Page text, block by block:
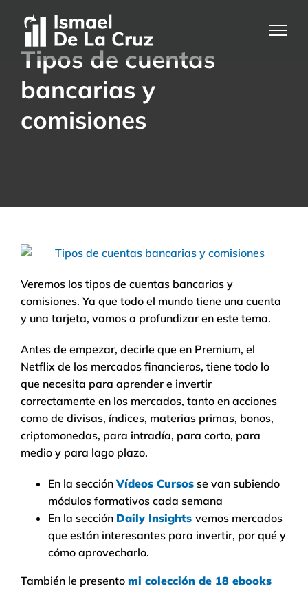
Tipos de cuentas
bancarias y
comisiones
Veremos los tipos de cuentas bancarias y
comisiones. Ya que todo el mundo tiene una cuenta
y una tarjeta, vamos a profundizar en este tema.
Antes de empezar, decirle que en Premium, el
Netflix de los mercados financieros, tiene todo lo
que necesita para aprender e invertir
correctamente en los mercados, tanto en acciones
como de divisas, índices, materias primas, bonos,
criptomonedas, para intradía, para corto, para
medio y para lago plazo.
En la sección Vídeos Cursos se van subiendo
módulos formativos cada semana
En la sección Daily Insights vemos mercados
que están interesantes para invertir, por qué y
cómo aprovecharlo.
También le presento mi colección de 18 ebooks